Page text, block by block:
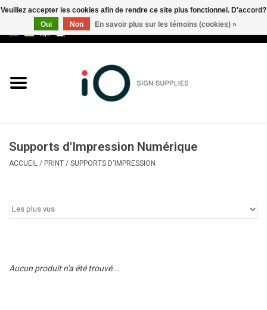
Marques
Appelez-nous au +32 3 353 67
Supports d'Impression Numérique
ACCUEIL / PRINT / SUPPORTS D'IMPRESSION
Aucun produit n'a été trouvé...
Veuillez accepter les cookies afin de rendre ce site plus fonctionnel. D'accord?
Oui
Non En savoir plus sur les témoins (cookies) »